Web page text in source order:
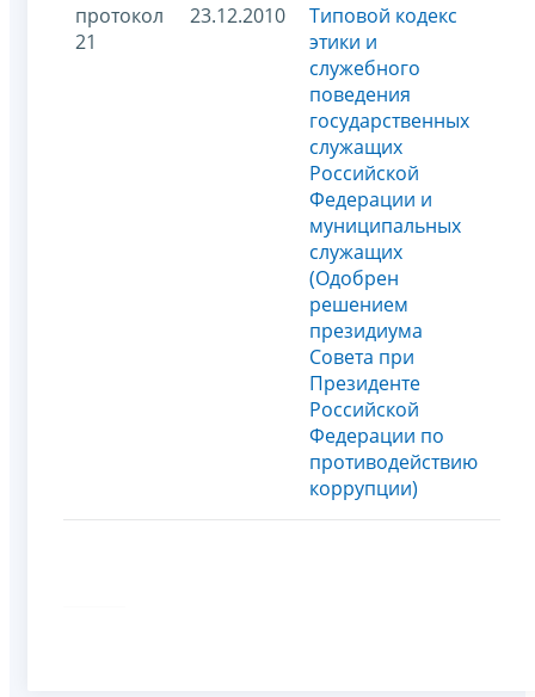
протокол
21
23.12.2010
Типовой кодекс
этики и
служебного
поведения
государственных
служащих
Российской
Федерации и
муниципальных
служащих
(Одобрен
решением
президиума
Совета при
Президенте
Российской
Федерации по
противодействию
коррупции)